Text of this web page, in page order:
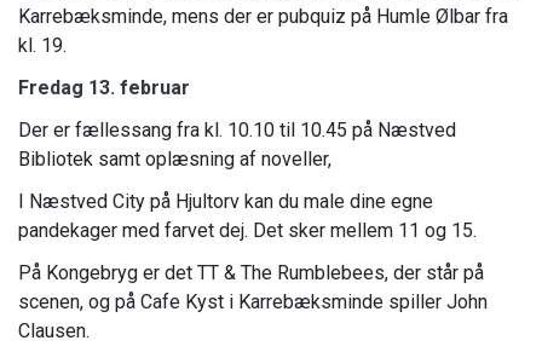
Karrebæksminde, mens der er pubquiz på Humle Ølbar fra
kl. 19.
Fredag 13. februar
Der er fællessang fra kl. 10.10 til 10.45 på Næstved
Bibliotek samt oplæsning af noveller,
I Næstved City på Hjultorv kan du male dine egne
pandekager med farvet dej. Det sker mellem 11 og 15.
På Kongebryg er det TT & The Rumblebees, der står på
scenen, og på Cafe Kyst i Karrebæksminde spiller John
Clausen.